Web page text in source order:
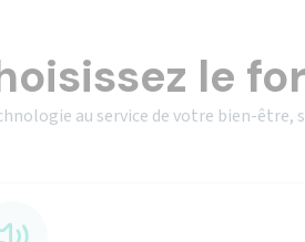
le
au service de votre bien-être,